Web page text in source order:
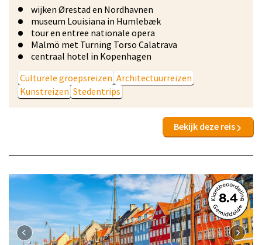
wijken Ørestad en Nordhavnen
museum Louisiana in Humlebæk
tour en entree nationale opera
Malmö met Turning Torso Calatrava
centraal hotel in Kopenhagen
Culturele groepsreizen Architectuurreizen
Kunstreizen Stedentrips
Bekijk deze reis
8.4